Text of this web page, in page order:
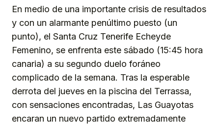
En medio de una importante crisis de resultados
y con un alarmante penúltimo puesto (un
punto), el Santa Cruz Tenerife Echeyde
Femenino, se enfrenta este sábado (15:45 hora
canaria) a su segundo duelo foráneo
complicado de la semana. Tras la esperable
derrota del jueves en la piscina del Terrassa,
con sensaciones encontradas, Las Guayotas
encaran un nuevo partido extremadamente